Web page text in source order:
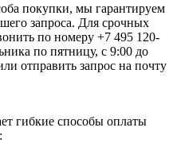
покупки, мы гарантируем
запроса. Для срочных
по номеру +7 495 120-
по пятницу, с 9:00 до
отправить запрос на почту
гибкие способы оплаты